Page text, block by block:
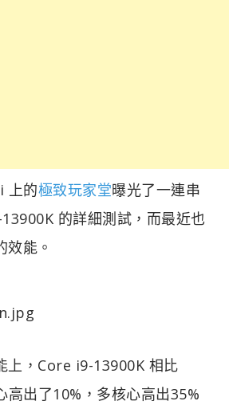
上的極致玩家堂曝光了一連串
的詳細測試，而最近也
效能。
上，Core i9-13900K 相比
高出了10%，多核心高出35%